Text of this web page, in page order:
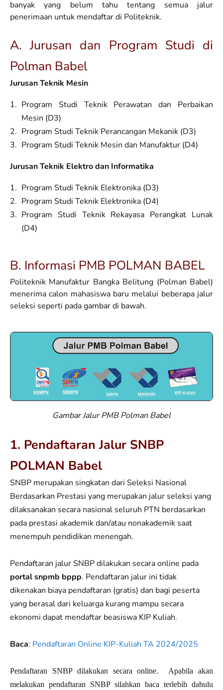
banyak yang belum tahu tentang semua jalur
penerimaan untuk mendaftar di Politeknik.
A. Jurusan dan Program Studi di
Polman Babel
Jurusan Teknik Mesin
Program Studi Teknik Perawatan dan Perbaikan
Mesin (D3)
Program Studi Teknik Perancangan Mekanik (D3)
Program Studi Teknik Mesin dan Manufaktur (D4)
Jurusan Teknik Elektro dan Informatika
Program Studi Teknik Elektronika (D3)
Program Studi Teknik Elektronika (D4)
Program Studi Teknik Rekayasa Perangkat Lunak
(D4)
B. Informasi PMB POLMAN BABEL
Politeknik Manufaktur Bangka Belitung (Polman Babel)
menerima calon mahasiswa baru melalui beberapa jalur
seleksi seperti pada gambar di bawah.
Gambar Jalur PMB Polman Babel
1. Pendaftaran Jalur SNBP
POLMAN Babel
SNBP merupakan singkatan dari Seleksi Nasional
Berdasarkan Prestasi yang merupakan jalur seleksi yang
dilaksanakan secara nasional seluruh PTN berdasarkan
pada prestasi akademik dan/atau nonakademik saat
menempuh pendidikan menengah.
Pendaftaran jalur SNBP dilakukan secara online pada
portal snpmb bppp. Pendaftaran jalur ini tidak
dikenakan biaya pendaftaran (gratis) dan bagi peserta
yang berasal dari keluarga kurang mampu secara
ekonomi dapat mendaftar beasiswa KIP Kuliah.
Baca: Pendaftaran Online KIP-Kuliah TA 2024/2025
Pendaftaran SNBP dilakukan secara online. Apabila akan
melakukan pendaftaran SNBPsilahkan baca terlebih dahulu